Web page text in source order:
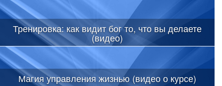
Тренировка: как видит бог то, что вы делаете
(видео)
Магия управления жизнью (видео о курсе)